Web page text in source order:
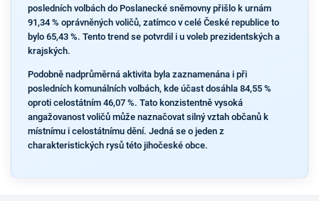
posledních volbách do Poslanecké sněmovny přišlo k urnám
91,34 % oprávněných voličů, zatímco v celé České republice to
bylo 65,43 %. Tento trend se potvrdil i u voleb prezidentských a
krajských.
Podobně nadprůměrná aktivita byla zaznamenána i při
posledních komunálních volbách, kde účast dosáhla 84,55 %
oproti celostátním 46,07 %. Tato konzistentně vysoká
angažovanost voličů může naznačovat silný vztah občanů k
místnímu i celostátnímu dění. Jedná se o jeden z
charakteristických rysů této jihočeské obce.